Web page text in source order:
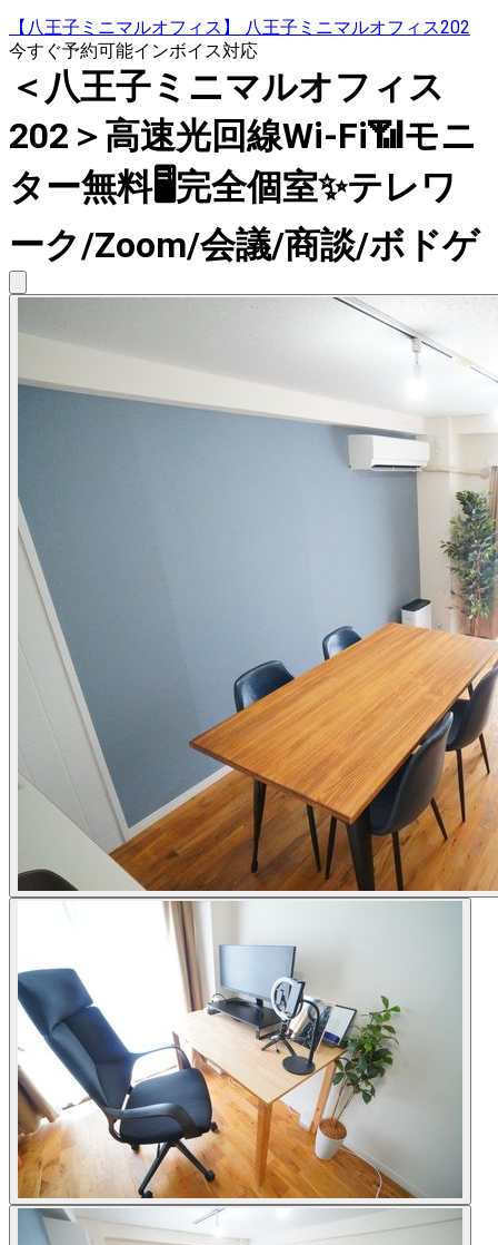
【八王子ミニマルオフィス】 八王子ミニマルオフィス202
今すぐ予約可能インボイス対応
＜八王子ミニマルオフィス
202＞高速光回線Wi-Fi📶モニ
ター無料🖥完全個室✨テレワ
ーク/Zoom/会議/商談/ボドゲ